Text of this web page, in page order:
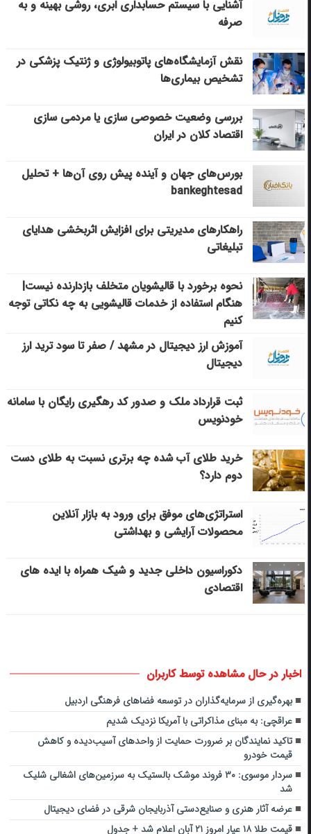
آشنایی با سیستم حسابداری ابری، روشی بهینه و به
صرفه
نقش آزمایشگاه‌های پاتوبیولوژی و ژنتیک پزشکی در
تشخیص بیماری‌ها
بررسی وضعیت خصوصی سازی یا مردمی سازی
اقتصاد کلان در ایران
بورس‌های جهان و آینده پیش روی آن‌ها + تحلیل
bankeghtesad
راهکارهای مدیریتی برای افزایش اثربخشی هدایای
تبلیغاتی
نحوه برخورد با قالیشویان متخلف بازدارنده نیست|
هنگام استفاده از خدمات قالیشویی به چه نکاتی توجه
کنیم
آموزش ارز دیجیتال در مشهد / صفر تا سود ترید ارز
دیجیتال
ثبت قرارداد ملک و صدور کد رهگیری رایگان با سامانه
خودنویس
خرید طلای آب شده چه برتری نسبت به طلای دست
دوم دارد؟
استراتژی‌های موفق برای ورود به بازار آنلاین
محصولات آرایشی و بهداشتی
دکوراسیون داخلی جدید و شیک همراه با ایده های
اقتصادی
اخبار در حال مشاهده توسط کاربران
بهره‌گیری از سرمایه‌گذاران در توسعه فضاهای فرهنگی اردبیل
عراقچی: به مبنای مذاکراتی با آمریکا نزدیک شدیم
تاکید نمایندگان بر ضرورت حمایت از واحدهای آسیب‌دیده و کاهش
قیمت خودرو
سردار موسوی: ۳۰ فروند موشک بالستیک به سرزمین‌های اشغالی شلیک
شد
عرضه آثار هنری و صنایع‌دستی آذربایجان شرقی در فضای دیجیتال
قیمت طلا ۱۸ عیار امروز ۲۱ آبان اعلام شد + جدول